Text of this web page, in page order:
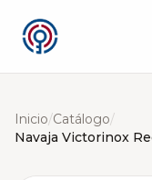
Inicio/Catálogo/
Navaja Victorinox